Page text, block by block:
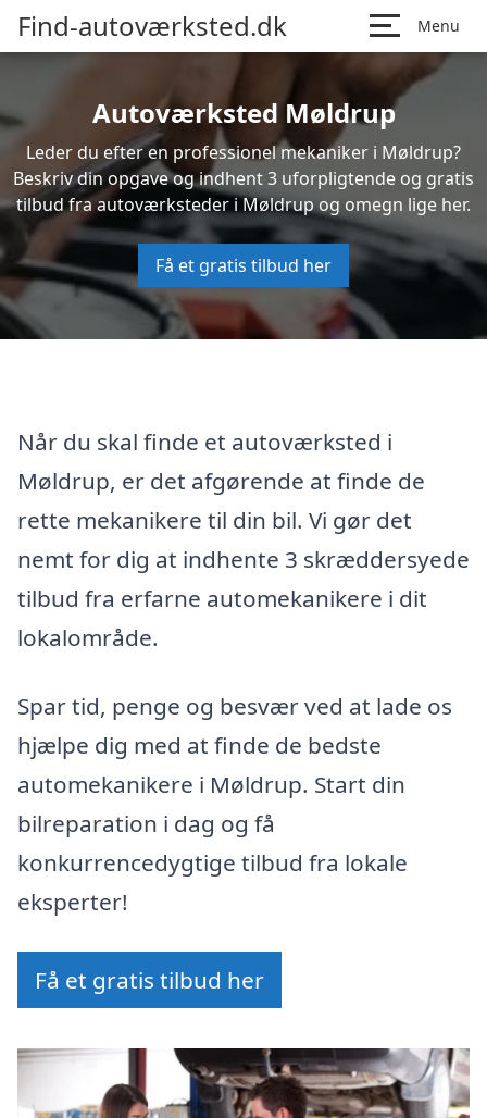
Find-autoværksted.dk Menu
Autoværksted Møldrup
Leder du efter en professionel mekaniker i Møldrup?
Beskriv din opgave og indhent 3 uforpligtende og gratis
tilbud fra autoværksteder i Møldrup og omegn lige her.
Få et gratis tilbud her
Når du skal finde et autoværksted i
Møldrup, er det afgørende at finde de
rette mekanikere til din bil. Vi gør det
nemt for dig at indhente 3 skræddersyede
tilbud fra erfarne automekanikere i dit
lokalområde.
Spar tid, penge og besvær ved at lade os
hjælpe dig med at finde de bedste
automekanikere i Møldrup. Start din
bilreparation i dag og få
konkurrencedygtige tilbud fra lokale
eksperter!
Få et gratis tilbud her